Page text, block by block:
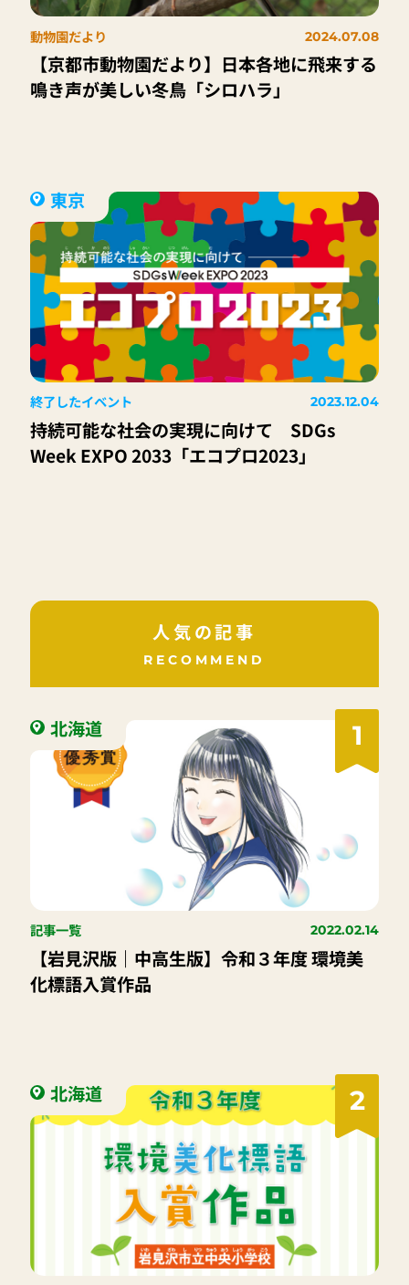
動物園だより 2024.07.08
【京都市動物園だより】日本各地に飛来する
鳴き声が美しい冬鳥「シロハラ」
東京
終了したイベント 2023.12.04
持続可能な社会の実現に向けて SDGs
Week EXPO 2033「エコプロ2023」
人気の記事
RECOMMEND
1
北海道
記事一覧 2022.02.14
【岩見沢版｜中高生版】令和３年度 環境美
化標語入賞作品
2
北海道